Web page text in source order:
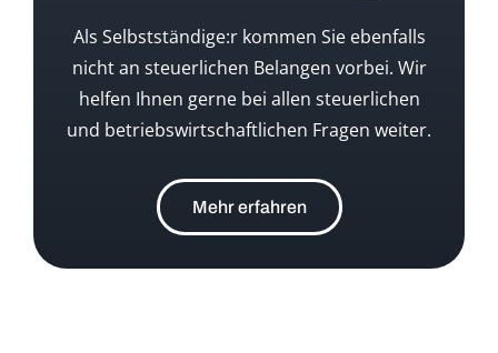
Als Selbstständige:r kommen Sie ebenfalls
nicht an steuerlichen Belangen vorbei. Wir
helfen Ihnen gerne bei allen steuerlichen
und betriebswirtschaftlichen Fragen weiter.
Mehr erfahren